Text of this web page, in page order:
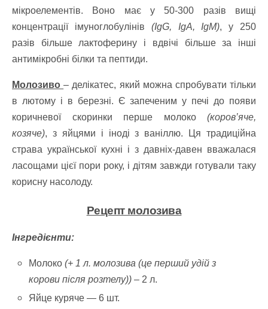
мікроелементів. Воно має у 50-300 разів вищі
концентрації імуноглобулінів (IgG, IgA, IgM), у 250
разів більше лактоферину і вдвічі більше за інші
антимікробні білки та пептиди.
Молозиво– делікатес, який можна спробувати тільки
в лютому і в березні. Є запеченим у печі до появи
коричневої скоринки перше молоко (коров’яче,
козяче), з яйцями і іноді з ваніллю. Ця традиційна
страва української кухні і з давніх-давен вважалася
ласощами цієї пори року, і дітям завжди готували таку
корисну насолоду.
Рецепт молозива
Інгредієнти:
Молоко(+ 1 л. молозива (це перший удій з
корови після розтелу)) – 2 л.
Яйце куряче — 6 шт.